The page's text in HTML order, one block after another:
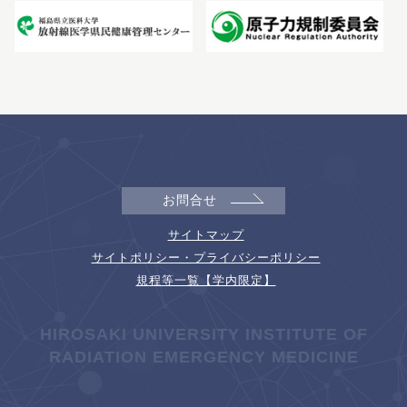
お問合せ
サイトマップ
サイトポリシー・プライバシーポリシー
規程等一覧【学内限定】
HIROSAKI UNIVERSITY INSTITUTE OF
RADIATION EMERGENCY MEDICINE